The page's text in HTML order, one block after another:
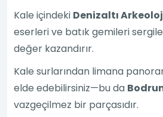
Kale içindeki Denizaltı
eserleri ve batık gemileri
değer kazandırır.
Kale surlarından limana
elde edebilirsiniz—bu da
vazgeçilmez bir parçasıdır.